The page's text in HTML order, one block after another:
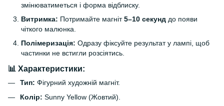
змінюватиметься і форма відблиску.
Витримка: Потримайте магніт5–10 секунд до появи
чіткого малюнка.
Полімеризація: Одразу фіксуйте результат у лампі, щоб
частинки не встигли розсіятись.
📊 Характеристики:
Тип: Фігурний художній магніт.
Колір: Sunny Yellow (Жовтий).